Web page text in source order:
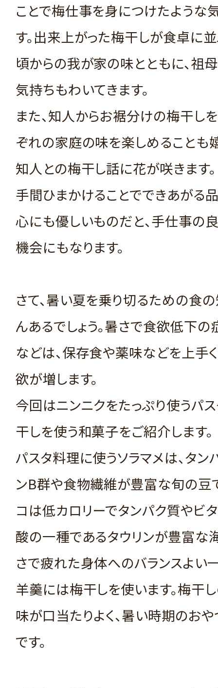
ことで梅仕事を身につけたような
す。出来上がった梅干しが食卓に
頃からの我が家の味とともに、祖
気持ちもわいてきます。
また、知人からお裾分けの梅干しを
ぞれの家庭の味を楽しめることも
知人との梅干し話に花が咲きます。
手間ひまかけることでできあがる
心にも優しいものだと、手仕事の
機会にもなります。
さて、暑い夏を乗り切るための食
んあるでしょう。暑さで食欲低下
などは、保存食や薬味などを上手
欲が増します。
今回はニンニクをたっぷり使うパ
干しを使う和菓子をご紹介します。
パスタ料理に使うソラマメは、タン
ンB群や食物繊維が豊富な旬の豆で
コは低カロリーでタンパク質やビタ
酸の一種であるタウリンが豊富な
さで疲れた身体へのバランスよい一
羊羹には梅干しを使います。梅干
味が口当たりよく、暑い時期のお
です。